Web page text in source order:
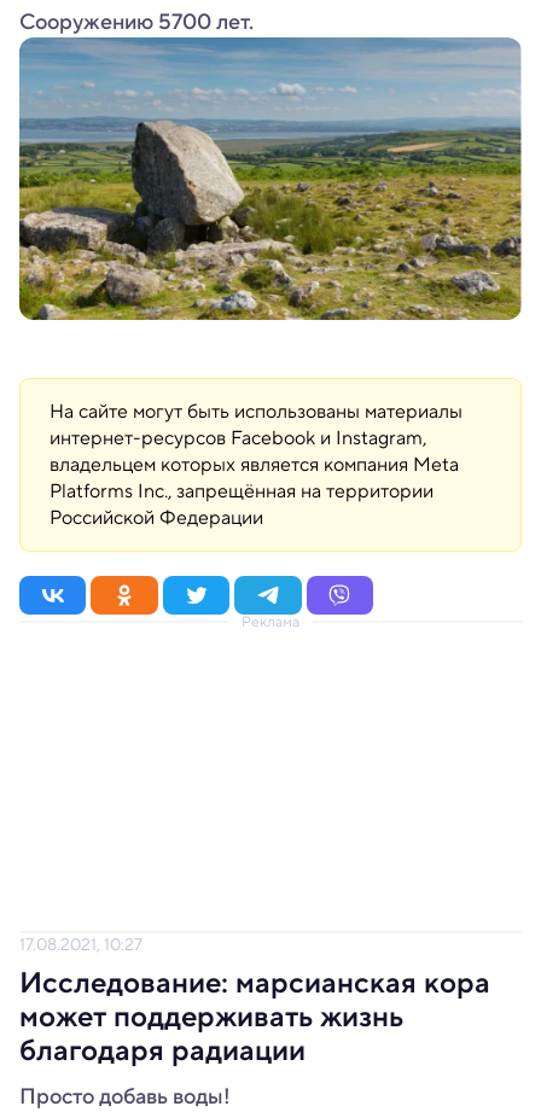
Сооружению 5700 лет.
На сайте могут быть использованы материалы
интернет-ресурсов Facebook и Instagram,
владельцем которых является компания Meta
Platforms Inc., запрещённая на территории
Российской Федерации
Реклама
17.08.2021, 10:27
Исследование: марсианская кора
может поддерживать жизнь
благодаря радиации
Просто добавь воды!